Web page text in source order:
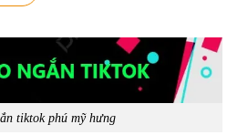
tiktok phú mỹ hưng